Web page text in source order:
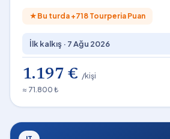
★ Bu turda +718 Tourperia Puan
İlk kalkış · 7 Ağu 2026
1.197 € /kişi
≈ 71.800 ₺